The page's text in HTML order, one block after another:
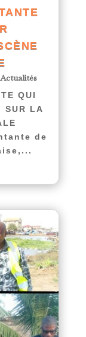
Actualités
QUI
SUR LA
de